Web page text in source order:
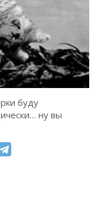
буду
ну вы